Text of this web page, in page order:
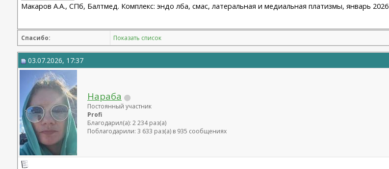
Макаров А.А., СПб, Балтмед. Комплекс: эндо лба, смас, латеральная и медиальная платизмы, январь 2026
Спасибо: Показать список
03.07.2026, 17:37
Нараба
Постоянный участник
Profi
Благодарил(а): 2 234 раз(а)
Поблагодарили: 3 633 раз(а) в 935 сообщениях